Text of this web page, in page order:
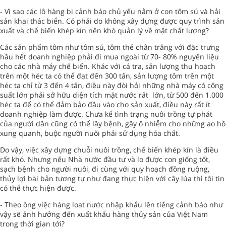
- Vì sao các lô hàng bị cảnh báo chủ yếu nằm ở con tôm sú và hải
sản khai thác biển. Có phải do không xây dựng được quy trình sản
xuất và chế biến khép kín nên khó quản lý về mặt chất lượng?
Các sản phẩm tôm như tôm sú, tôm thẻ chân trắng với đặc trưng
hầu hết doanh nghiệp phải đi mua ngoài từ 70- 80% nguyên liệu
cho các nhà máy chế biến. Khác với cá tra, sản lượng thu hoạch
trên một héc ta có thể đạt đến 300 tấn, sản lượng tôm trên một
héc ta chỉ từ 3 đến 4 tấn, điều này đòi hỏi những nhà máy có công
suất lớn phải sở hữu diện tích mặt nước rất lớn, từ 500 đến 1.000
héc ta để có thể đảm bảo đầu vào cho sản xuất, điều này rất ít
doanh nghiệp làm được. Chưa kể tình trạng nuôi trồng tự phát
của người dân cũng có thể lây bệnh, gây ô nhiễm cho những ao hồ
xung quanh, buộc người nuôi phải sử dụng hóa chất.
Do vậy, việc xây dựng chuỗi nuôi trồng, chế biến khép kín là điều
rất khó. Nhưng nếu Nhà nước đầu tư và lo được con giống tốt,
sạch bệnh cho người nuôi, đi cùng với quy hoạch đồng ruộng,
thủy lợi bài bản tương tự như đang thực hiện với cây lúa thì tôi tin
có thể thực hiện được.
- Theo ông việc hàng loạt nước nhập khẩu lên tiếng cảnh báo như
vậy sẽ ảnh hưởng đến xuất khẩu hàng thủy sản của Việt Nam
trong thời gian tới?